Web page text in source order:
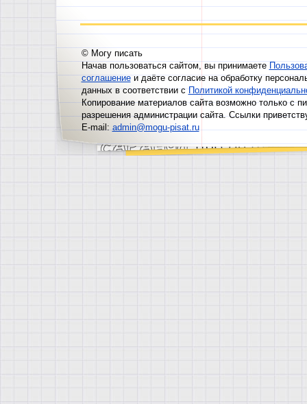
© Могу писать
Начав пользоваться сайтом, вы принимаете
соглашениеи даёте согласие на обработку
данных в соответствии сПолитикой
Копирование материалов сайта возможно только с
разрешения администрации сайта. Ссылки
E-mail:admin@mogu-pisat.ru